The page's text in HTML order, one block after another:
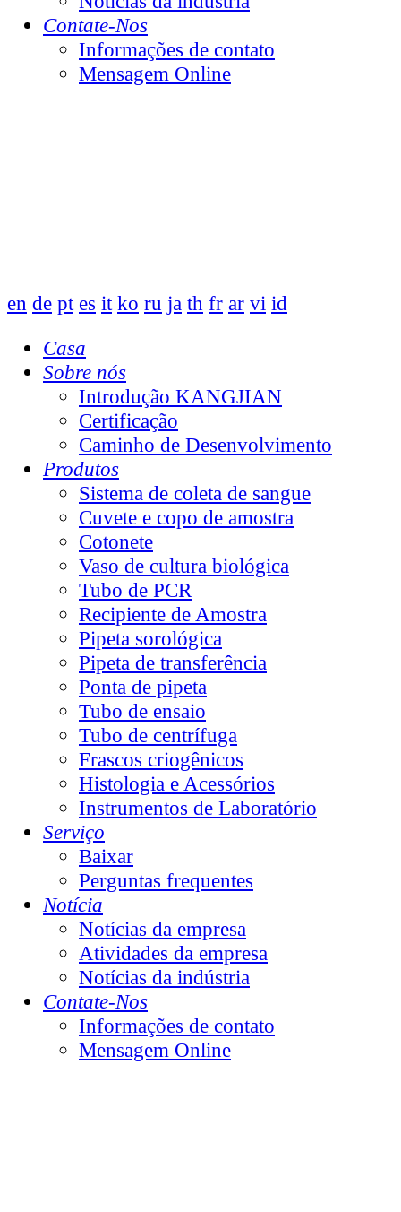
Contate-Nos
Informações de contato
Mensagem Online
en de pt es it ko ru ja th fr ar vi id
Casa
Sobre nós
Introdução KANGJIAN
Certificação
Caminho de Desenvolvimento
Produtos
Sistema de coleta de sangue
Cuvete e copo de amostra
Cotonete
Vaso de cultura biológica
Tubo de PCR
Recipiente de Amostra
Pipeta sorológica
Pipeta de transferência
Ponta de pipeta
Tubo de ensaio
Tubo de centrífuga
Frascos criogênicos
Histologia e Acessórios
Instrumentos de Laboratório
Serviço
Baixar
Perguntas frequentes
Notícia
Notícias da empresa
Atividades da empresa
Notícias da indústria
Contate-Nos
Informações de contato
Mensagem Online